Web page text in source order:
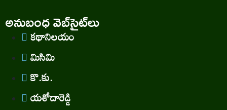
అనుబంధ వెబ్‌సైట్‌లు
కథానిలయం
మిసిమి
కొ.కు.
యశోదారెడ్డి